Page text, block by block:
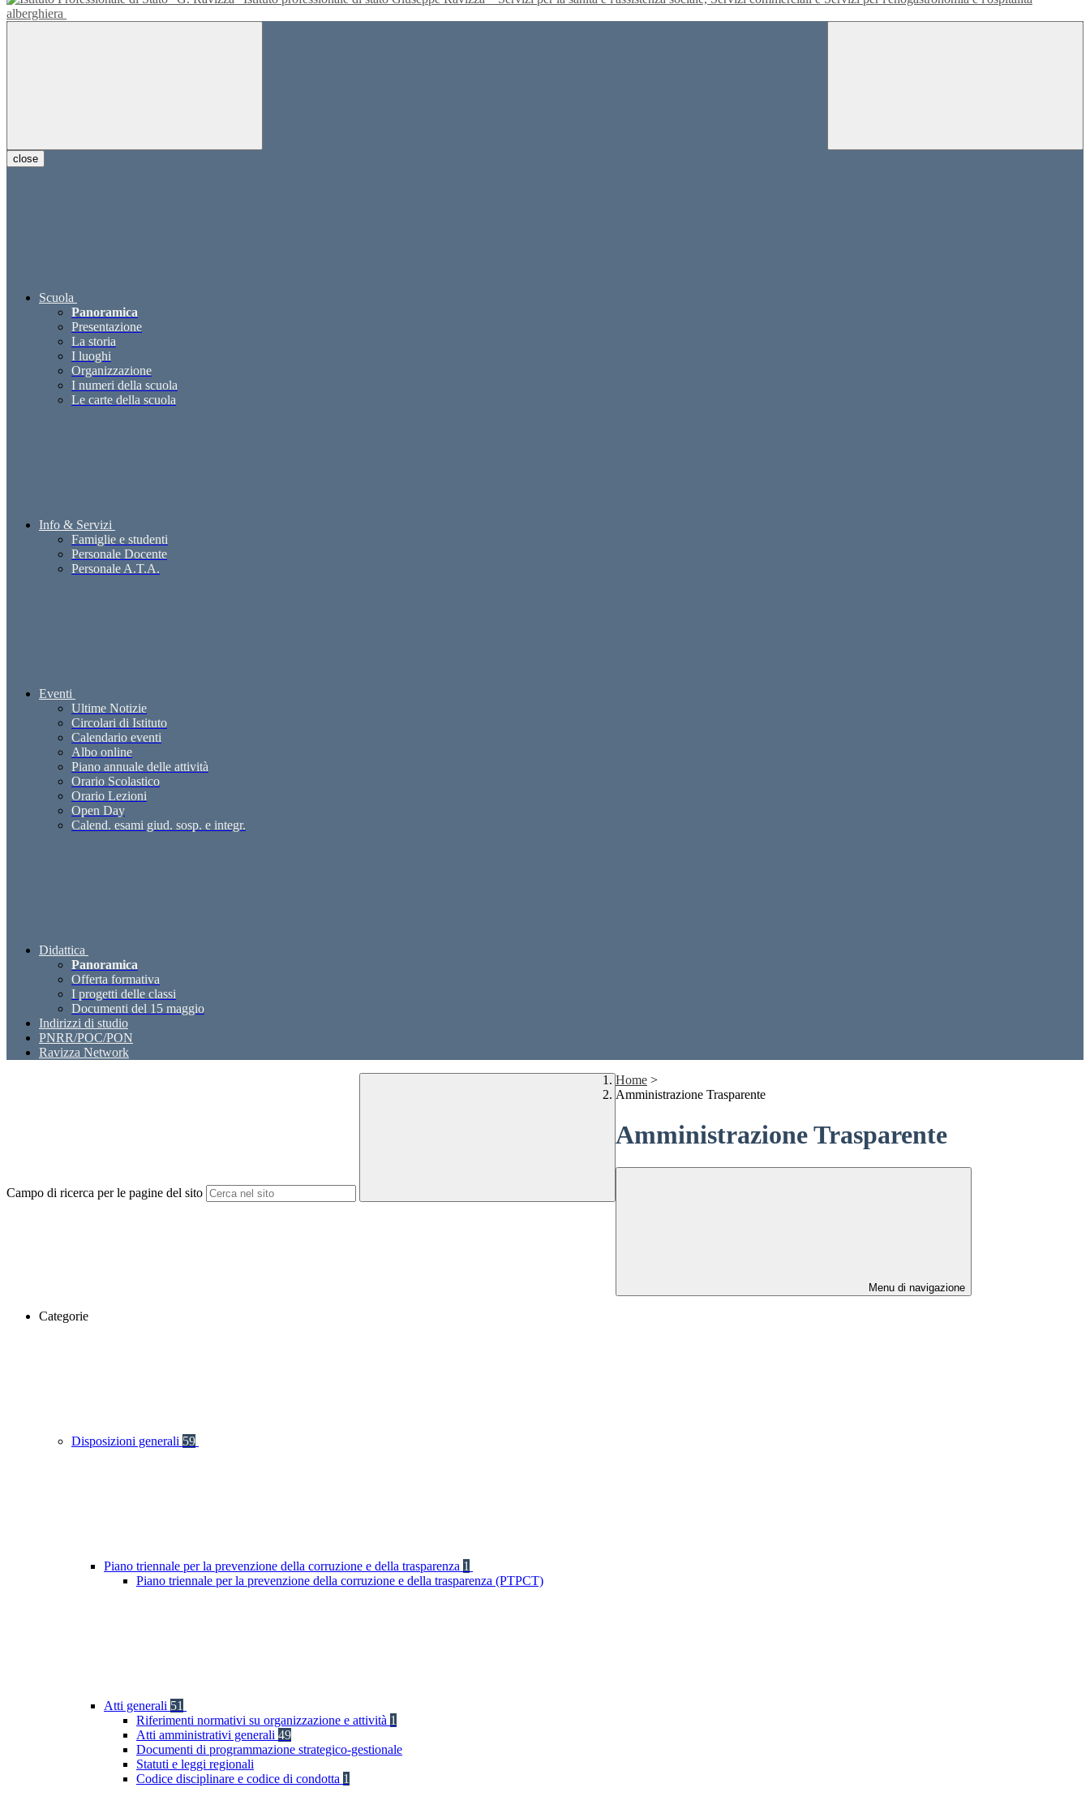
alberghiera
close
Scuola
Panoramica
Presentazione
La storia
I luoghi
Organizzazione
I numeri della scuola
Le carte della scuola
Info & Servizi
Famiglie e studenti
Personale Docente
Personale A.T.A.
Eventi
Ultime Notizie
Circolari di Istituto
Calendario eventi
Albo online
Piano annuale delle attività
Orario Scolastico
Orario Lezioni
Open Day
Calend. esami giud. sosp. e integr.
Didattica
Panoramica
Offerta formativa
I progetti delle classi
Documenti del 15 maggio
Indirizzi di studio
PNRR/POC/PON
Ravizza Network
Campo di ricerca per le pagine del sito
Home >
Amministrazione Trasparente
Amministrazione Trasparente
Menu di navigazione
Categorie
Disposizioni generali 59
Piano triennale per la prevenzione della corruzione e della trasparenza 1
Piano triennale per la prevenzione della corruzione e della trasparenza (PTPCT)
Atti generali 51
Riferimenti normativi su organizzazione e attività 1
Atti amministrativi generali 49
Documenti di programmazione strategico-gestionale
Statuti e leggi regionali
Codice disciplinare e codice di condotta 1